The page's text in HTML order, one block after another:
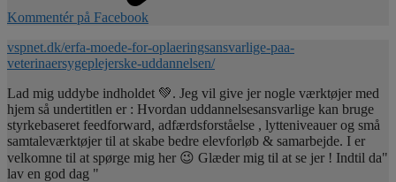
Kommentér på Facebook
vspnet.dk/erfa-moede-for-oplaeringsansvarlige-paa-
veterinaersygeplejerske-uddannelsen/
Lad mig uddybe indholdet 💚. Jeg vil give jer nogle værktøjer med
hjem så undertitlen er : Hvordan uddannelsesansvarlige kan bruge
styrkebaseret feedforward, adfærdsforståelse , lytteniveauer og små
samtaleværktøjer til at skabe bedre elevforløb & samarbejde. I er
velkomne til at spørge mig her 😉 Glæder mig til at se jer ! Indtil da"
lav en god dag "